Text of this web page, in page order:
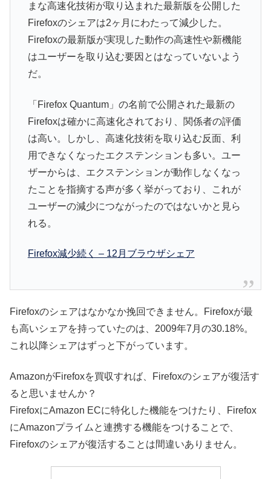
まな高速化技術が取り込まれた最新版を公開した
Firefoxのシェアは2ヶ月にわたって減少した。
Firefoxの最新版が実現した動作の高速性や新機能
はユーザーを取り込む要因とはなっていないよう
だ。
「Firefox Quantum」の名前で公開された最新の
Firefoxは確かに高速化されており、関係者の評価
は高い。しかし、高速化技術を取り込む反面、利
用できなくなったエクステンションも多い。ユー
ザーからは、エクステンションが動作しなくなっ
たことを指摘する声が多く挙がっており、これが
ユーザーの減少につながったのではないかと見ら
れる。
Firefox減少続く – 12月ブラウザシェア
Firefoxのシェアはなかなか挽回できません。Firefoxが最
も高いシェアを持っていたのは、2009年7月の30.18%。
これ以降シェアはずっと下がっています。
AmazonがFirefoxを買収すれば、Firefoxのシェアが復活す
ると思いませんか？
FirefoxにAmazon ECに特化した機能をつけたり、Firefox
にAmazonプライムと連携する機能をつけることで、
Firefoxのシェアが復活することは間違いありません。